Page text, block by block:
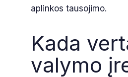
aplinkos tausojimo.
Kada
valymo